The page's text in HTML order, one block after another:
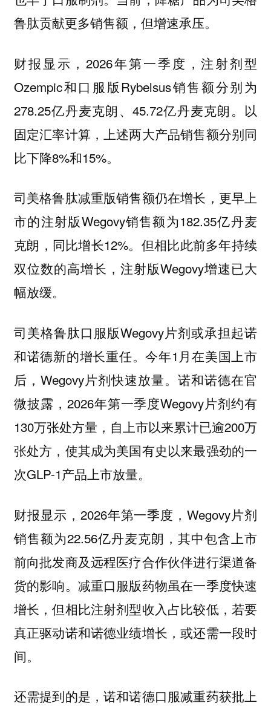
鲁肽贡献更多销售额，但增速承压。
财报显示，2026年第一季度，注射剂型
Ozempic和口服版Rybelsus销售额分别为
278.25亿丹麦克朗、45.72亿丹麦克朗。以
固定汇率计算，上述两大产品销售额分别同
比下降8%和15%。
司美格鲁肽减重版销售额仍在增长，更早上
市的注射版Wegovy销售额为182.35亿丹麦
克朗，同比增长12%。但相比此前多年持续
双位数的高增长，注射版Wegovy增速已大
幅放缓。
司美格鲁肽口服版Wegovy片剂或承担起诺
和诺德新的增长重任。今年1月在美国上市
后，Wegovy片剂快速放量。诺和诺德在官
微披露，2026年第一季度Wegovy片剂约有
130万张处方量，自上市以来累计已逾200万
张处方，使其成为美国有史以来最强劲的一
次GLP-1产品上市放量。
财报显示，2026年第一季度，Wegovy片剂
销售额为22.56亿丹麦克朗，其中包含上市
前向批发商及远程医疗合作伙伴进行渠道备
货的影响。减重口服版药物虽在一季度快速
增长，但相比注射剂型收入占比较低，若要
真正驱动诺和诺德业绩增长，或还需一段时
间。
还需提到的是，诺和诺德口服减重药获批上